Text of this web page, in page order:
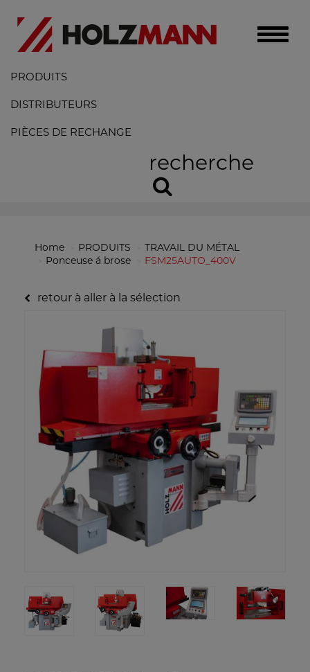
Toggle
PRODUITS
DISTRIBUTEURS
PIÈCES DE RECHANGE
recherche
Home PRODUITS
TRAVAIL DU MÉTAL
Ponceuse á brose
FSM25AUTO_400V
retour à aller à la sélection